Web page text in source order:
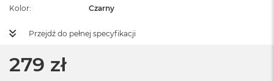
Kolor
Czarny
Przejdź do pełnej specyfikacji
279 zł